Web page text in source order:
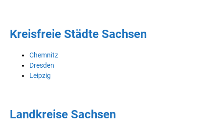
Kreisfreie Städte Sachsen
Chemnitz
Dresden
Leipzig
Landkreise Sachsen